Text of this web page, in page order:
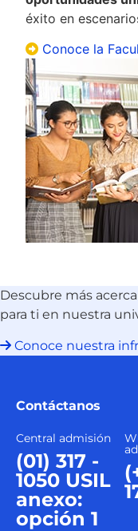
éxito en
Conoce la
Descubre más
para ti en nuestra
Conoce nuestra
Contáctanos
Central admisión
(01) 317 -
1050 USIL
anexo:
opción 1